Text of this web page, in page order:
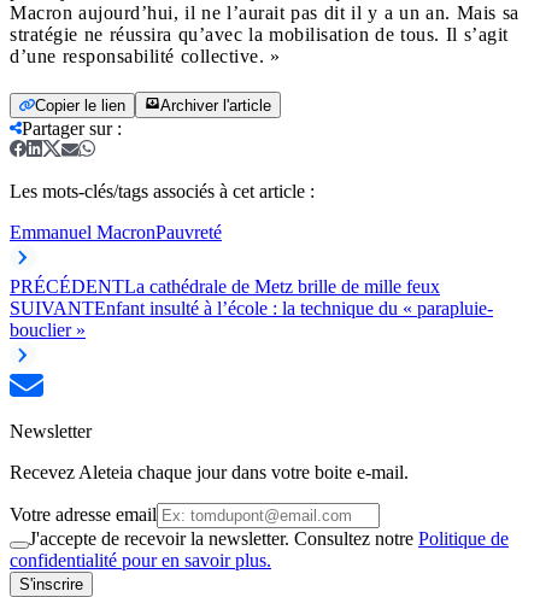
Macron aujourd’hui, il ne l’aurait pas dit il y a un an. Mais sa
stratégie ne réussira qu’avec la mobilisation de tous. Il s’agit
d’une responsabilité collective. »
Copier le lien Archiver l'article
Partager sur:
Les mots-clés/tags associés à cet article :
Emmanuel MacronPauvreté
PRÉCÉDENTLa cathédrale de Metz brille de mille feux
SUIVANTEnfant insulté à l’école : la technique du « parapluie-
bouclier »
Newsletter
Recevez Aleteia chaque jour dans votre boite e-mail.
Votre adresse email
J'accepte de recevoir la newsletter. Consultez notre Politique de
confidentialité pour en savoir plus.
S'inscrire